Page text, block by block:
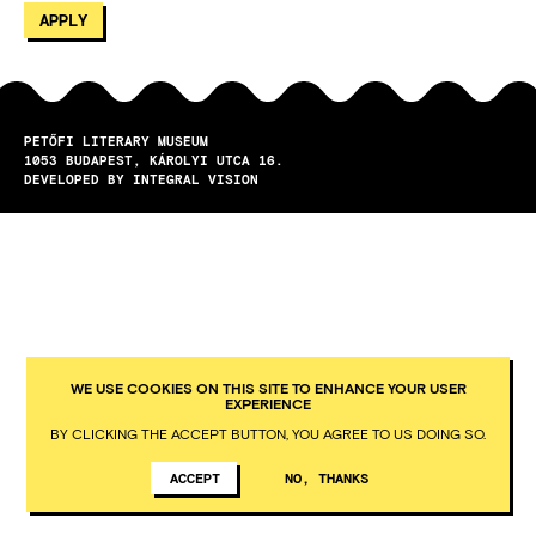
PETŐFI LITERARY MUSEUM
1053
BUDAPEST
KÁROLYI UTCA 16.
DEVELOPED BY INTEGRAL VISION
WE USE COOKIES ON THIS SITE TO ENHANCE YOUR USER
EXPERIENCE
BY CLICKING THE ACCEPT BUTTON, YOU AGREE TO US DOING SO.
ACCEPT NO, THANKS